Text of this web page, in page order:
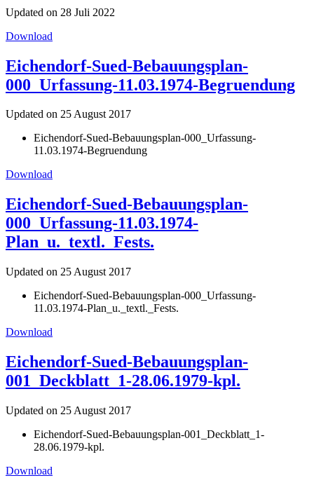
Updated on 28 Juli 2022
Download
Eichendorf-Sued-Bebauungsplan-
000_Urfassung-11.03.1974-Begruendung
Updated on 25 August 2017
Eichendorf-Sued-Bebauungsplan-000_Urfassung-
11.03.1974-Begruendung
Download
Eichendorf-Sued-Bebauungsplan-
000_Urfassung-11.03.1974-
Plan_u._textl._Fests.
Updated on 25 August 2017
Eichendorf-Sued-Bebauungsplan-000_Urfassung-
11.03.1974-Plan_u._textl._Fests.
Download
Eichendorf-Sued-Bebauungsplan-
001_Deckblatt_1-28.06.1979-kpl.
Updated on 25 August 2017
Eichendorf-Sued-Bebauungsplan-001_Deckblatt_1-
28.06.1979-kpl.
Download